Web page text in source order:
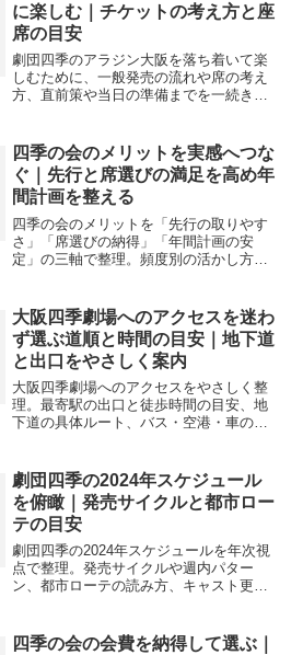
に楽しむ｜チケットの考え方と座
席の目安
劇団四季のアラジン大阪を落ち着いて楽
しむために、一般発売の流れや席の考え
方、直前策や当日の準備までを一続きで
す。
四季の会のメリットを実感へつな
ぐ｜先行と席選びの満足を高め年
間計画を整える
四季の会のメリットを「先行の取りやす
さ」「席選びの納得」「年間計画の安
定」の三軸で整理。頻度別の活かし方や
大阪四季劇場へのアクセスを迷わ
ず選ぶ道順と時間の目安｜地下道
と出口をやさしく案内
大阪四季劇場へのアクセスをやさしく整
理。最寄駅の出口と徒歩時間の目安、地
下道の具体ルート、バス・空港・車の行
す。
劇団四季の2024年スケジュール
を俯瞰｜発売サイクルと都市ロー
テの目安
劇団四季の2024年スケジュールを年次視
点で整理。発売サイクルや週内パター
ン、都市ローテの読み方、キャスト更新
四季の会の会費を納得して選ぶ｜